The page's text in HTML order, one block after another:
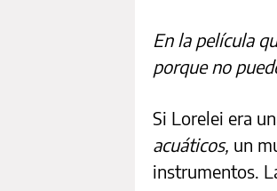
En la película
porque no
Si Lorelei era
acuáticos, un
instrumentos.